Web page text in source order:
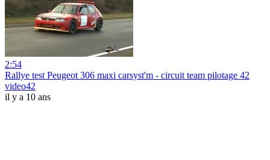
2:54
Rallye test Peugeot 306 maxi carsyst'm - circuit team pilotage 42
video42
il y a 10 ans